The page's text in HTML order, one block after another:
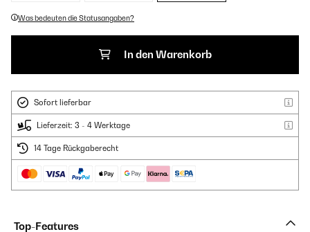
Was bedeuten die Statusangaben?
In den Warenkorb
Sofort lieferbar
Lieferzeit: 3 - 4 Werktage
14 Tage Rückgaberecht
Top-Features